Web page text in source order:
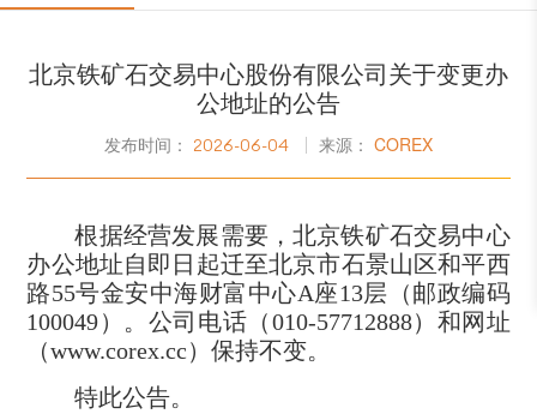
北京铁矿石交易中心股份有限公司关于变更办
公地址的公告
发布时间： 2026-06-04 来源： COREX
根据经营发展需要，北京铁矿石交易中心
办公地址自即日起迁至北京市石景山区和平西
路55号金安中海财富中心A座13层（邮政编码
100049）。公司电话（010-57712888）和网址
（www.corex.cc）保持不变。
特此公告。